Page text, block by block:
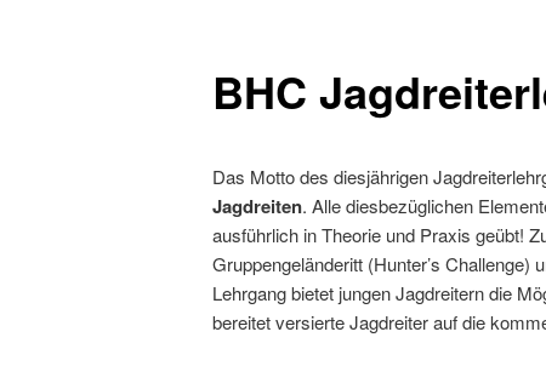
BHC
Das Motto des diesjährigen
Jagdreiten. Alle diesbezüglichen
ausführlich in Theorie und Praxis geübt!
Gruppengeländeritt (Hunter’s Challenge)
Lehrgang bietet jungen Jagdreitern die
bereitet versierte Jagdreiter auf die